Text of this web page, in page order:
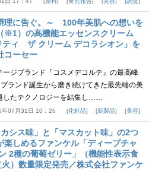
理に告ぐ。～ 100年美肌への想いを
※1）の高機能エッセンスクリーム
ティ ザ クリーム デコラシオン」を
コーセー
ジブランド『コスメデコルテ』の最高峰
ランド誕生から磨き続けてきた最先端の美
したテクノロジーを結集し……
年07月31日 10：26 化粧品 新製品 美容
シス味」と「マスカット味」の2つ
楽しめるファンケル「ディープチャ
2種の葡萄ゼリー」（機能性表示食
）数量限定発売／株式会社ファンケ